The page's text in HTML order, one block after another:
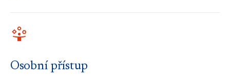
Osobní přístup